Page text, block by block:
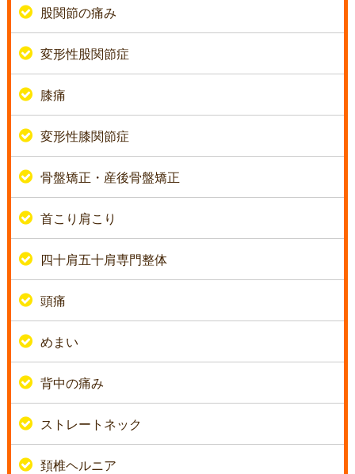
股関節の痛み
変形性股関節症
膝痛
変形性膝関節症
骨盤矯正・産後骨盤矯正
首こり肩こり
四十肩五十肩専門整体
頭痛
めまい
背中の痛み
ストレートネック
頚椎ヘルニア